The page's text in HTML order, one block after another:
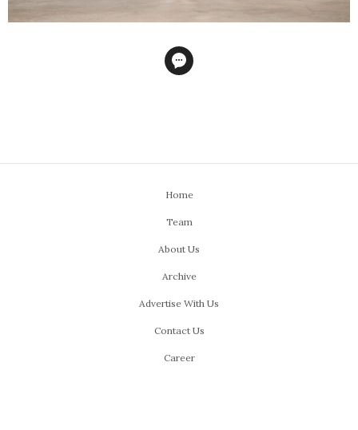
Home
Team
About Us
Archive
Advertise With Us
Contact Us
Career